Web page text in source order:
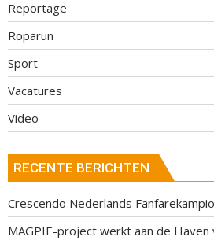
Reportage
Roparun
Sport
Vacatures
Video
RECENTE BERICHTEN
Crescendo Nederlands
MAGPIE-project werkt aan de Haven